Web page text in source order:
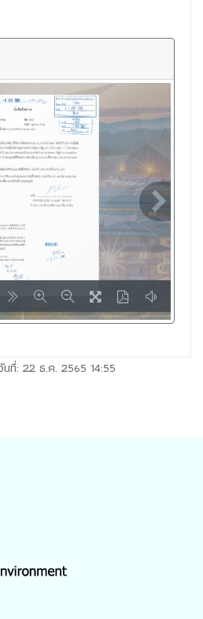
ที่: 22 ธ.ค. 2565 14:55